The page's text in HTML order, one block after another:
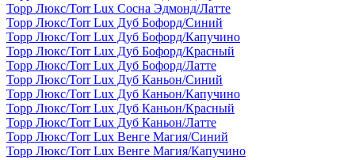
Торр Люкс/Torr Lux Сосна Эдмонд/Латте
Торр Люкс/Torr Lux Дуб Бофорд/Синий
Торр Люкс/Torr Lux Дуб Бофорд/Капучино
Торр Люкс/Torr Lux Дуб Бофорд/Красный
Торр Люкс/Torr Lux Дуб Бофорд/Латте
Торр Люкс/Torr Lux Дуб Каньон/Синий
Торр Люкс/Torr Lux Дуб Каньон/Капучино
Торр Люкс/Torr Lux Дуб Каньон/Красный
Торр Люкс/Torr Lux Дуб Каньон/Латте
Торр Люкс/Torr Lux Венге Магия/Синий
Торр Люкс/Torr Lux Венге Магия/Капучино